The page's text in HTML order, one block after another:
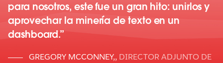
para nosotros, este fue un gran hito: unirlos y
aprovechar la minería de texto en un
dashboard.
GREGORY MCCONNEY,, DIRECTOR ADJUNTO DE